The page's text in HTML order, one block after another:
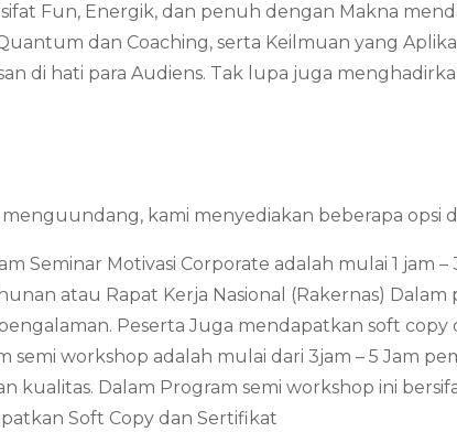
Fun, Energik, dan penuh dengan Makna
dan Coaching, serta Keilmuan yang
di hati para Audiens. Tak lupa juga
kami menyediakan beberapa opsi
Seminar Motivasi Corporate adalah mulai 1 jam –
atau Rapat Kerja Nasional (Rakernas) Dalam
Peserta Juga mendapatkan soft copy
semi workshop adalah mulai dari 3jam – 5 Jam
Dalam Program semi workshop ini
Soft Copy dan Sertifikat